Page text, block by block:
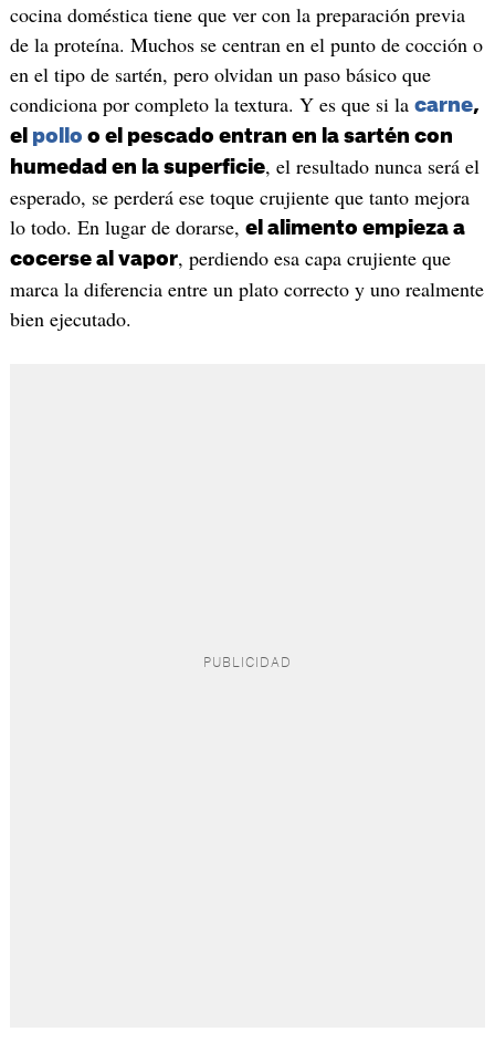
cocina doméstica tiene que ver con la preparación previa
de la proteína. Muchos se centran en el punto de cocción o
en el tipo de sartén, pero olvidan un paso básico que
condiciona por completo la textura. Y es que si la carne,
el pollo o el pescado entran en la sartén con
humedad en la superficie, el resultado nunca será el
esperado, se perderá ese toque crujiente que tanto mejora
lo todo. En lugar de dorarse, el alimento empieza a
cocerse al vapor, perdiendo esa capa crujiente que
marca la diferencia entre un plato correcto y uno realmente
bien ejecutado.